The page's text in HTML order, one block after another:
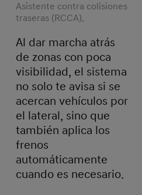
Asistente contra colisiones
traseras (RCCA).
Al dar marcha atrás
de zonas con poca
visibilidad, el sistema
no solo te avisa si se
acercan vehículos por
el lateral, sino que
también aplica los
frenos
automáticamente
cuando es necesario.